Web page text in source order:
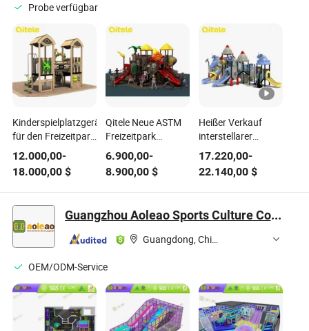
Probe verfügbar
Kinderspielplatzgeräte
für den Freizeitpark
mit Rutsche
12.000,00-
18.000,00 $
Qitele Neue ASTM
Freizeitpark
kommerzielle
Außen-
Spielplatzgeräte
(KSII-19101)
6.900,00-
8.900,00$
Heißer Verkauf
interstellarer
Spielplatz
Freizeitgeräte
17.220,00-
22.140,00$
Guangzhou Aoleao Sports Culture Co., Ltd.
Guangdong, China
OEM/ODM-Service